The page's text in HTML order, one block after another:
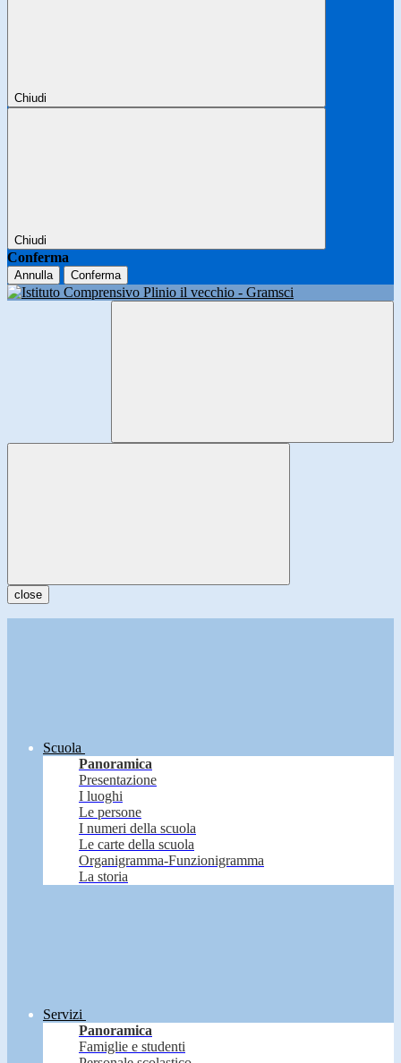
Chiudi
Chiudi
Conferma
Annulla Conferma
close
Scuola
Panoramica
Presentazione
I luoghi
Le persone
I numeri della scuola
Le carte della scuola
Organigramma-Funzionigramma
La storia
Servizi
Panoramica
Famiglie e studenti